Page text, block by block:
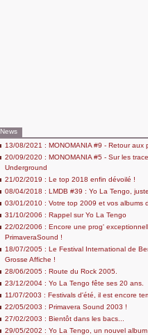
News
13/08/2021 : MONOMANIA #9 - Retour aux
20/09/2020 : MONOMANIA #5 - Sur les
Underground
21/02/2019 : Le top 2018 enfin dévoilé !
08/04/2018 : LMDB #39 : Yo La Tengo,
03/01/2010 : Votre top 2009 et vos albums
31/10/2006 : Rappel sur Yo La Tengo
22/02/2006 : Encore une prog'
PrimaveraSound !
18/07/2005 : Le Festival International de
Grosse Affiche !
28/06/2005 : Route du Rock 2005.
23/12/2004 : Yo La Tengo fête ses 20 ans.
11/07/2003 : Festivals d'été, il est encore
22/05/2003 : Primavera Sound 2003 !
27/02/2003 : Bientôt dans les bacs...
29/05/2002 : Yo La Tengo, un nouvel